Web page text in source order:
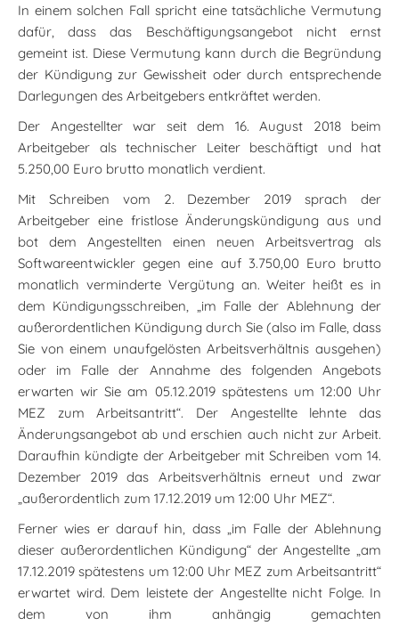
In einem solchen Fall spricht eine tatsächliche Vermutung
dafür, dass das Beschäftigungsangebot nicht ernst
gemeint ist. Diese Vermutung kann durch die Begründung
der Kündigung zur Gewissheit oder durch entsprechende
Darlegungen des Arbeitgebers entkräftet werden.
Der Angestellter war seit dem 16. August 2018 beim
Arbeitgeber als technischer Leiter beschäftigt und hat
5.250,00 Euro brutto monatlich verdient.
Mit Schreiben vom 2. Dezember 2019 sprach der
Arbeitgeber eine fristlose Änderungskündigung aus und
bot dem Angestellten einen neuen Arbeitsvertrag als
Softwareentwickler gegen eine auf 3.750,00 Euro brutto
monatlich verminderte Vergütung an. Weiter heißt es in
dem Kündigungsschreiben, „im Falle der Ablehnung der
außerordentlichen Kündigung durch Sie (also im Falle, dass
Sie von einem unaufgelösten Arbeitsverhältnis ausgehen)
oder im Falle der Annahme des folgenden Angebots
erwarten wir Sie am 05.12.2019 spätestens um 12:00 Uhr
MEZ zum Arbeitsantritt“. Der Angestellte lehnte das
Änderungsangebot ab und erschien auch nicht zur Arbeit.
Daraufhin kündigte der Arbeitgeber mit Schreiben vom 14.
Dezember 2019 das Arbeitsverhältnis erneut und zwar
„außerordentlich zum 17.12.2019 um 12:00 Uhr MEZ“.
Ferner wies er darauf hin, dass „im Falle der Ablehnung
dieser außerordentlichen Kündigung“ der Angestellte „am
17.12.2019 spätestens um 12:00 Uhr MEZ zum Arbeitsantritt“
erwartet wird. Dem leistete der Angestellte nicht Folge. In
dem von ihm anhängig gemachten